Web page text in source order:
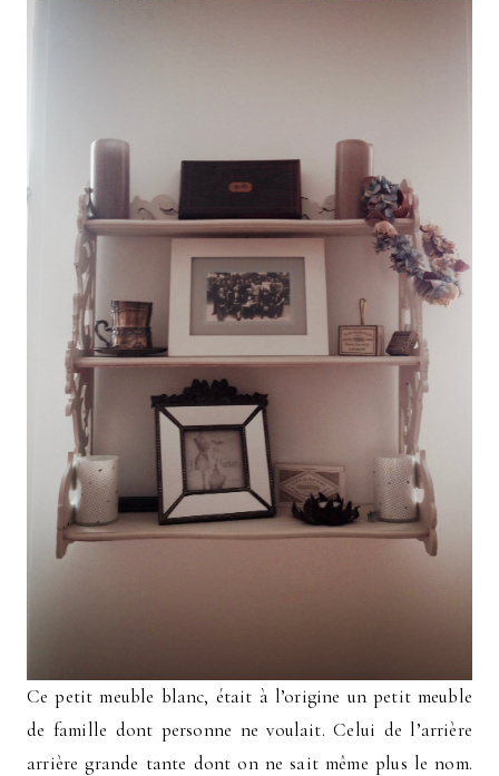
Ce petit meuble blanc, était à l’origine un petit meuble
de famille dont personne ne voulait. Celui de l’arrière
arrière grande tante dont on ne sait même plus le nom.